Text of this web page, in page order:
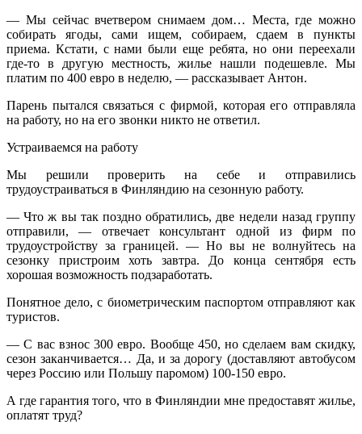
— Мы сейчас вчетвером снимаем дом… Места, где можно
собирать ягоды, сами ищем, собираем, сдаем в пункты
приема. Кстати, с нами были еще ребята, но они переехали
где-то в другую местность, жилье нашли подешевле. Мы
платим по 400 евро в неделю, — рассказывает Антон.
Парень пытался связаться с фирмой, которая его отправляла
на работу, но на его звонки никто не ответил.
Устраиваемся на работу
Мы решили проверить на себе и отправились
трудоустраиваться в Финляндию на сезонную работу.
— Что ж вы так поздно обратились, две недели назад группу
отправили, — отвечает консультант одной из фирм по
трудоустройству за границей. — Но вы не волнуйтесь на
сезонку пристроим хоть завтра. До конца сентября есть
хорошая возможность подзаработать.
Понятное дело, с биометрическим паспортом отправляют как
туристов.
— С вас взнос 300 евро. Вообще 450, но сделаем вам скидку,
сезон заканчивается… Да, и за дорогу (доставляют автобусом
через Россию или Польшу паромом) 100-150 евро.
А где гарантия того, что в Финляндии мне предоставят жилье,
оплатят труд?